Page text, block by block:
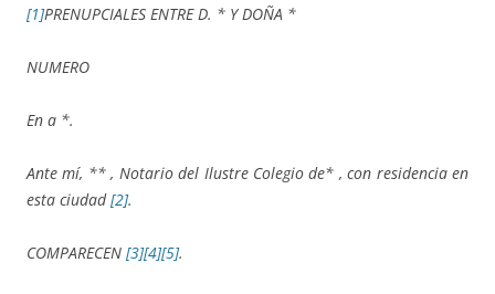
[1]PRENUPCIALES ENTRE D. * Y DOÑA *
NUMERO
En a *.
Ante mí, ** , Notario del Ilustre Colegio de* , con residencia en
esta ciudad[2].
COMPARECEN [3][4][5].